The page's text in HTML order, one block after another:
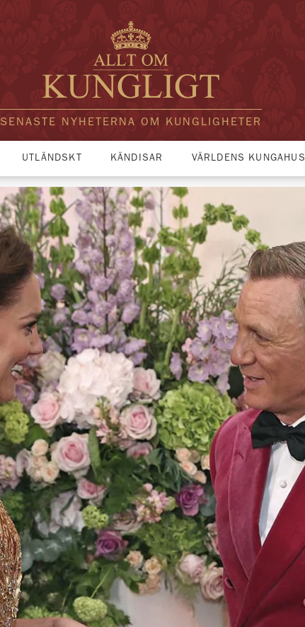
SENASTE NYHETERNA OM KUNGLIGHETER
UTLÄNDSKT KÄNDISAR VÄRLDENS KUNGAHUS